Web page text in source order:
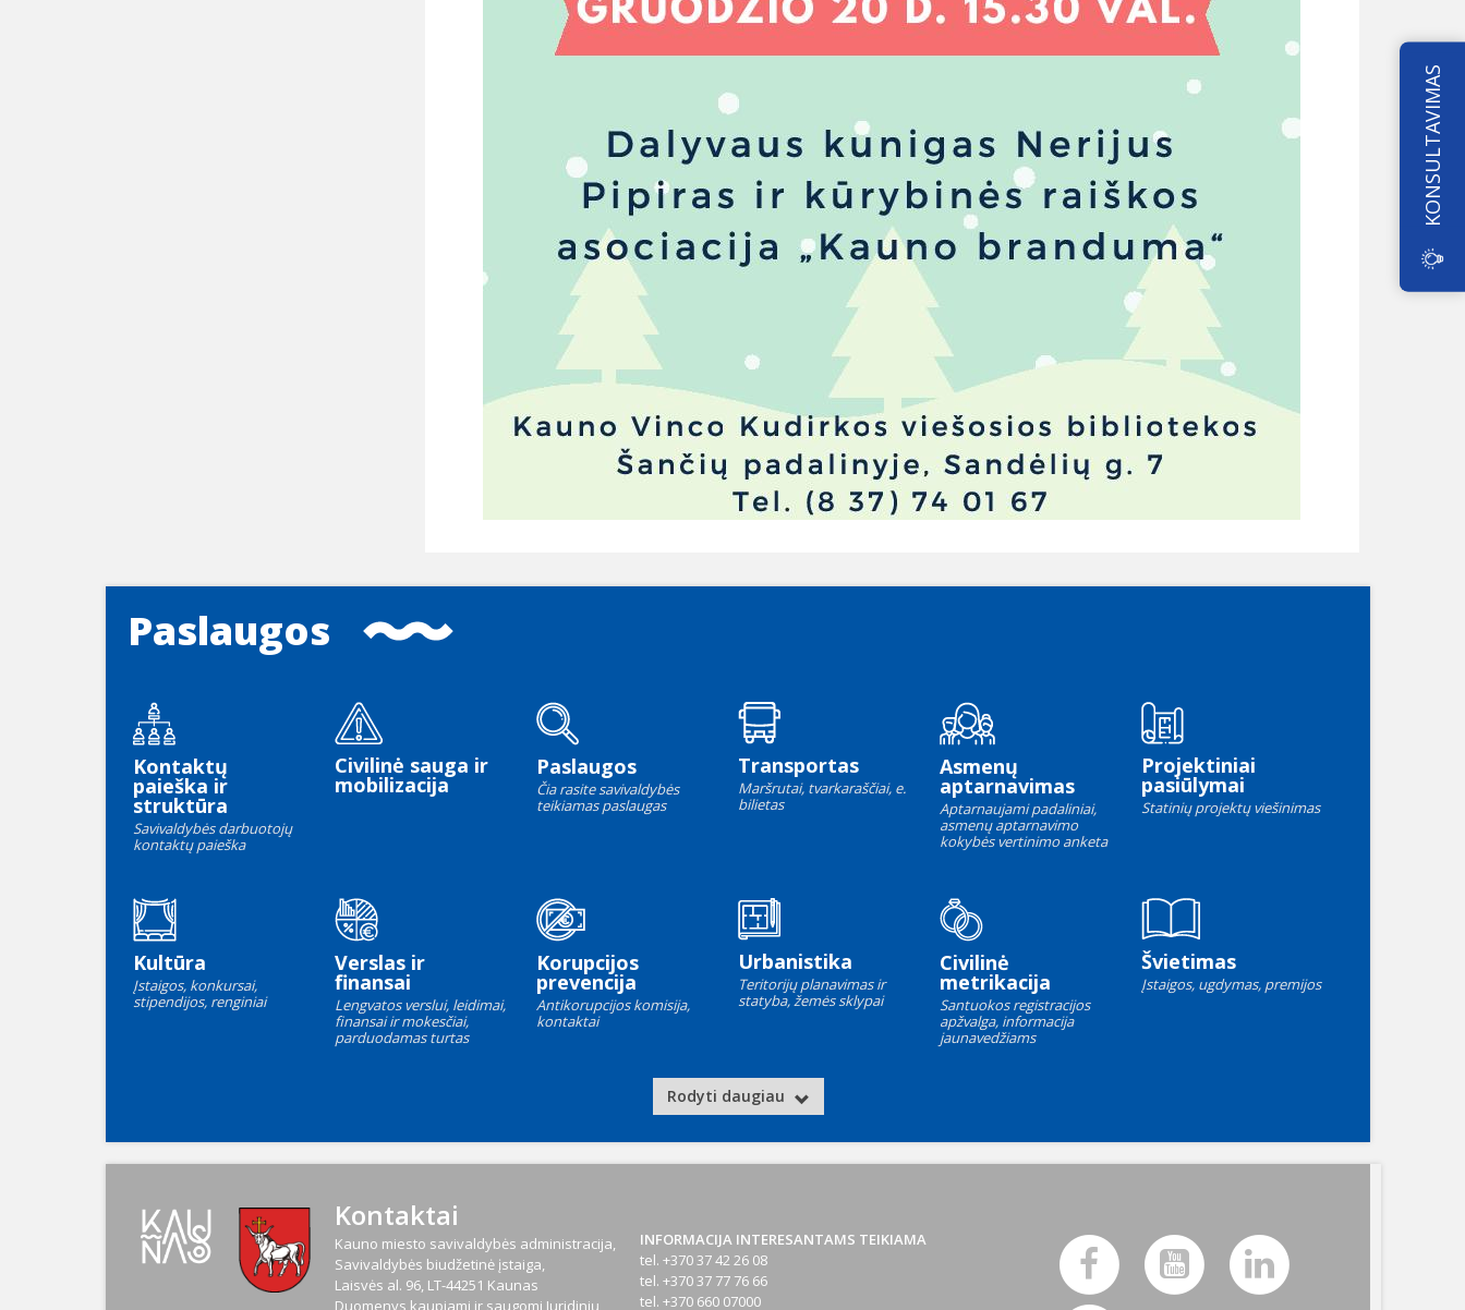
Paslaugos
Kontaktų
paieška ir
struktūra
Savivaldybės darbuotojų
kontaktų paieška
Civilinė sauga ir
mobilizacija
Paslaugos
Čia rasite savivaldybės
teikiamas paslaugas
Transportas
Maršrutai, tvarkaraščiai, e.
bilietas
Asmenų
aptarnavimas
Aptarnaujami padaliniai,
asmenų aptarnavimo
kokybės vertinimo anketa
Projektiniai
pasiūlymai
Statinių projektų viešinimas
Kultūra
Įstaigos, konkursai,
stipendijos, renginiai
Verslas ir
finansai
Lengvatos verslui, leidimai,
finansai ir mokesčiai,
parduodamas turtas
Korupcijos
prevencija
Antikorupcijos komisija,
kontaktai
Urbanistika
Teritorijų planavimas ir
statyba, žemės sklypai
Civilinė
metrikacija
Santuokos registracijos
apžvalga, informacija
jaunavedžiams
Švietimas
Įstaigos, ugdymas, premijos
Rodyti daugiau
Kontaktai
Kauno miesto savivaldybės administracija,
Savivaldybės biudžetinė įstaiga,
Laisvės al. 96, LT-44251 Kaunas
Duomenys kaupiami ir saugomi Juridinių
INFORMACIJA INTERESANTAMS TEIKIAMA
tel. +370 37 42 26 08
tel. +370 37 77 76 66
tel. +370 660 07000
KONSULTAVIMAS